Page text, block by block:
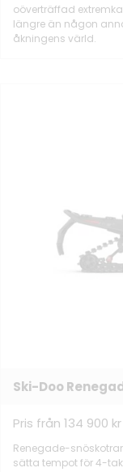
oöverträffad
längre än någon
åkningens värld.
Ski-Doo
Pris från 134 900 kr
Renegade-
sätta tempot för 4-